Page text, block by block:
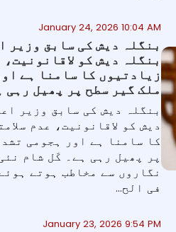
January 24, 2026 10:04 AM
بنگلہ دیش کی سابق وزیر
بنگلہ دیش کو
زیادتیوں کا سامنا ہے
ملک گیر سطح پر پھیل رہی
بنگلہ دیش کی سابق وزیر
دیش کو لاقانونیت، عدم
کا سامنا ہے اور ہجومی
پر پھیل رہی ہے۔ کَل شام
نگاروں سے مخاطب ہوتے
فی الح...
January 23, 2026 9:54 PM